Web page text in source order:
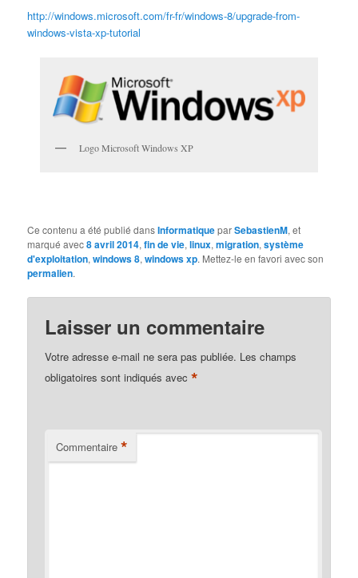
http://windows.microsoft.com/fr-fr/windows-8/upgrade-from-
windows-vista-xp-tutorial
Logo Microsoft Windows XP
Ce contenu a été publié dansInformatiqueparSebastienM, et
marqué avec8 avril 2014,fin de vie,linux,migration,système
d'exploitation,windows 8,windows xp. Mettez-le en favori avec son
permalien.
Laisser un commentaire
Votre adresse e-mail ne sera pas publiée. Les champs
obligatoires sont indiqués avec*
Commentaire *